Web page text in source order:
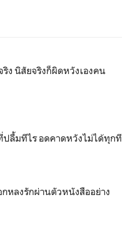
ง นิสัยจริงก็ผิดหวังเองคน
ลื้มทีไร อดคาดหวังไม่ได้ทุกที
กหลงรักผ่านตัวหนังสืออย่าง